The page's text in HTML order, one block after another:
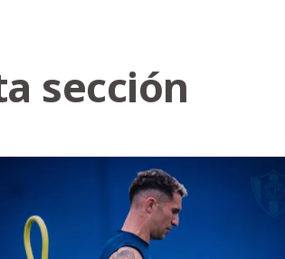
sección